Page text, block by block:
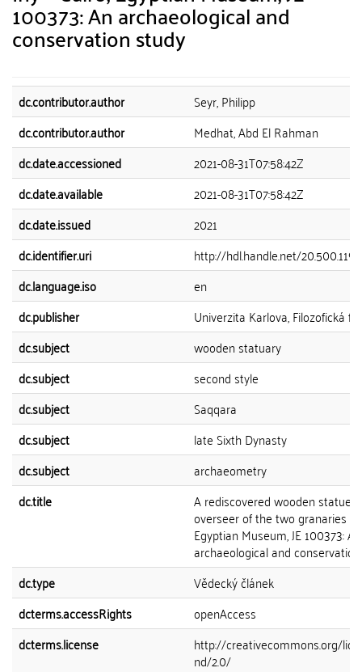
100373: An archaeological and
conservation study
dc.contributor.author
Seyr, Philipp
dc.contributor.author
Medhat, Abd El Rahman
dc.date.accessioned
2021-08-31T07:58:42Z
dc.date.available
2021-08-31T07:58:42Z
dc.date.issued
2021
dc.identifier.uri
http://hdl.handle.net/
dc.language.iso
en
dc.publisher
Univerzita Karlova, Filozofická
dc.subject
wooden statuary
dc.subject
second style
dc.subject
Saqqara
dc.subject
late Sixth Dynasty
dc.subject
archaeometry
dc.title
A rediscovered wooden statue
overseer of the two granaries
Egyptian Museum, JE 100373: An
archaeological and
dc.type
Vědecký článek
dcterms.accessRights
openAccess
dcterms.license
http://creativecommons.org/
nd/2.0/